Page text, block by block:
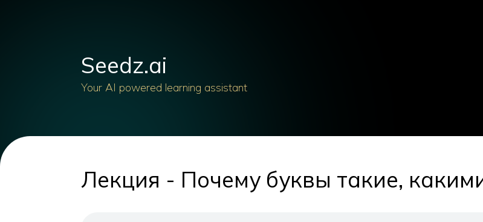
Seedz.ai
Your AI powered learning assistant
Лекция - Почему буквы такие,